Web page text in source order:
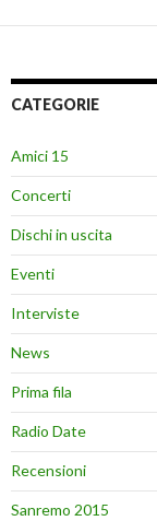
CATEGORIE
Amici 15
Concerti
Dischi in uscita
Eventi
Interviste
News
Prima fila
Radio Date
Recensioni
Sanremo 2015